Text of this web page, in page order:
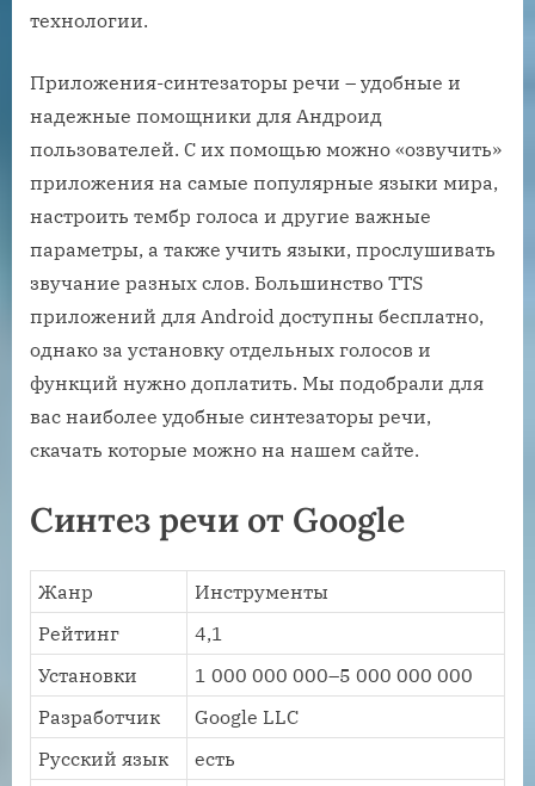
технологии.
Приложения-синтезаторы речи – удобные и
надежные помощники для Андроид
пользователей. С их помощью можно «озвучить»
приложения на самые популярные языки мира,
настроить тембр голоса и другие важные
параметры, а также учить языки, прослушивать
звучание разных слов. Большинство TTS
приложений для Android доступны бесплатно,
однако за установку отдельных голосов и
функций нужно доплатить. Мы подобрали для
вас наиболее удобные синтезаторы речи,
скачать которые можно на нашем сайте.
Синтез речи от Google
Жанр
Инструменты
Рейтинг
4,1
Установки
1 000 000 000–5 000 000 000
Разработчик
Google LLC
Русский язык
есть